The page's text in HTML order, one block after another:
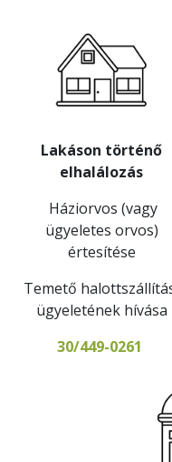
Lakáson történő
elhalálozás
Háziorvos (vagy
ügyeletes orvos)
értesítése
Temető
ügyeletének hívása
30/449-0261